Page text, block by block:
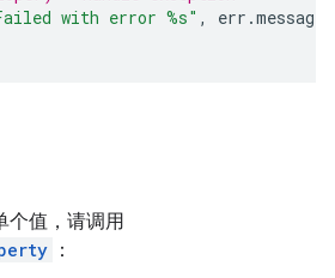
with error %s" , err .message
个值，请调用
：